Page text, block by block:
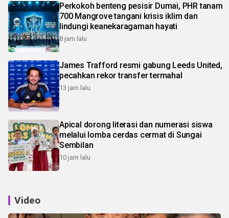
Perkokoh benteng pesisir Dumai, PHR tanam
700 Mangrove tangani krisis iklim dan
lindungi keanekaragaman hayati
8 jam lalu
James Trafford resmi gabung Leeds United,
pecahkan rekor transfer termahal
13 jam lalu
Apical dorong literasi dan numerasi siswa
melalui lomba cerdas cermat di Sungai
Sembilan
10 jam lalu
Video